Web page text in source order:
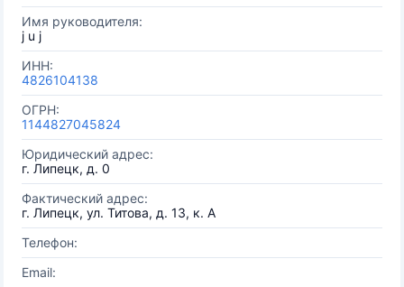
Имя руководителя:
j u j
ИНН:
4826104138
ОГРН:
1144827045824
Юридический адрес:
г. Липецк, д. 0
Фактический адрес:
г. Липецк, ул. Титова, д. 13, к. А
Телефон:
Email: